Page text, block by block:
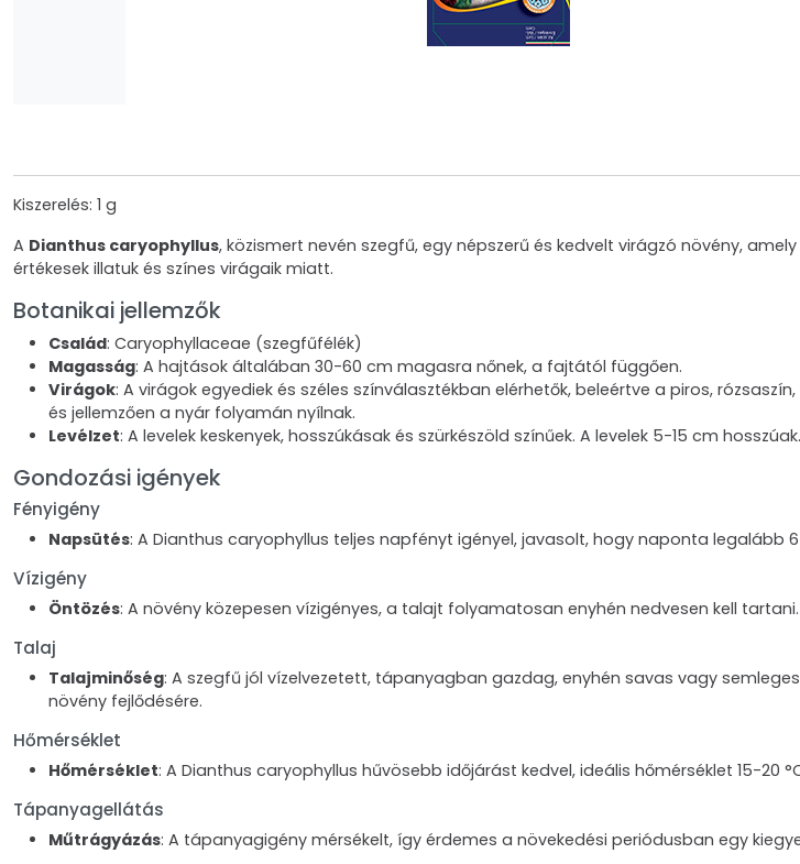
Kiszerelés: 1 g
A Dianthus caryophyllus, közismert nevén szegfű, egy népszerű és kedvelt virágzó növény,
értékesek illatuk és színes virágaik miatt.
Botanikai jellemzők
Család: Caryophyllaceae (szegfűfélék)
Magasság: A hajtások általában 30-60 cm magasra nőnek, a fajtától függően.
Virágok: A virágok egyediek és széles színválasztékban elérhetők, beleértve a piros,
és jellemzően a nyár folyamán nyílnak.
Levélzet: A levelek keskenyek, hosszúkásak és szürkészöld színűek. A levelek 5-15 cm hosszúak.
Gondozási igények
Fényigény
Napsütés: A Dianthus caryophyllus teljes napfényt igényel, javasolt, hogy naponta legalább
Vízigény
Öntözés: A növény közepesen vízigényes, a talajt folyamatosan enyhén nedvesen kell
Talaj
Talajminőség: A szegfű jól vízelvezetett, tápanyagban gazdag, enyhén savas vagy
növény fejlődésére.
Hőmérséklet
Hőmérséklet: A Dianthus caryophyllus hűvösebb időjárást kedvel, ideális hőmérséklet 15-20
Tápanyagellátás
Műtrágyázás: A tápanyagigény mérsékelt, így érdemes a növekedési periódusban egy